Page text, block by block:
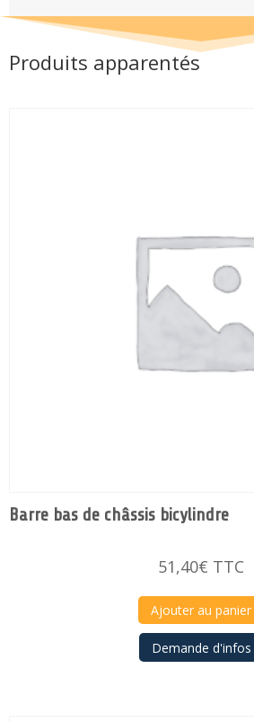
mm
Produits apparentés
Barre bas de châssis bicylindre
51,40€ TTC
Ajouter au panier
Demande d'infos